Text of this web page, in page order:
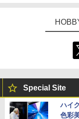
Special Site
ハイ
色彩